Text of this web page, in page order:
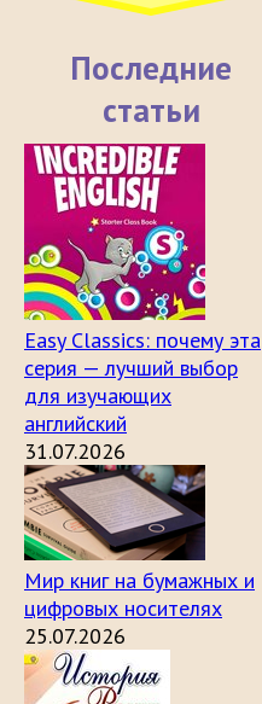
Последние
статьи
Easy Classics: почему эта
серия — лучший выбор
для изучающих
английский
31.07.2026
Мир книг на бумажных и
цифровых носителях
25.07.2026